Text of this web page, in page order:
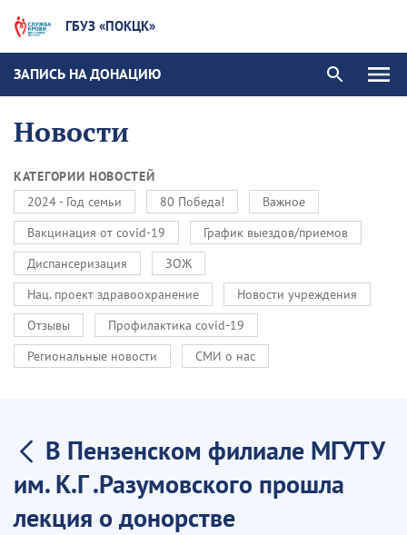
ГБУЗ «ПОКЦК»
ЗАПИСЬ НА ДОНАЦИЮ
Новости
КАТЕГОРИИ НОВОСТЕЙ
2024 - Год семьи
80 Победа!
Важное
Вакцинация от covid-19
График выездов/приемов
Диспансеризация
ЗОЖ
Нац. проект здравоохранение
Новости учреждения
Отзывы
Профилактика covid-19
Региональные новости
СМИ о нас
В Пензенском филиале МГУТУ
им. К.Г .Разумовского прошла
лекция о донорстве